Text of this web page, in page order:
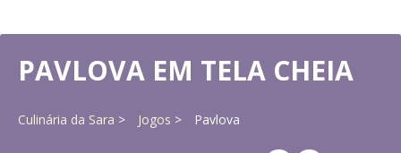
PAVLOVA EM TELA CHEIA
Culinária da Sara Jogos Pavlova